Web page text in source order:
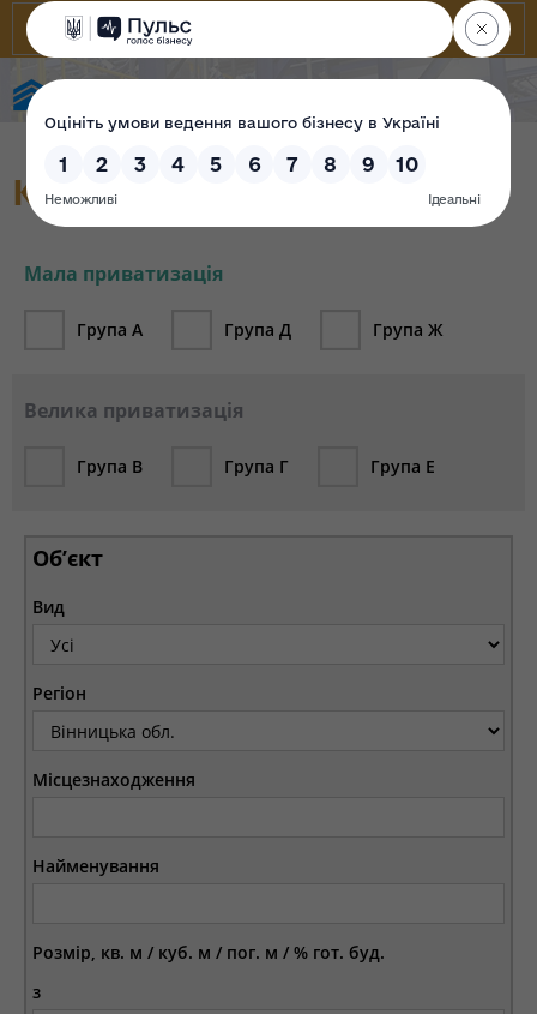
Каталог об`єктів (архів)
Мала приватизація
Група А Група Д Група Ж
Велика приватизація
Група В Група Г Група Е
Об’єкт
Вид
Регіон
Місцезнаходження
Найменування
Розмір, кв. м / куб. м / пог. м / % гот. буд.
з